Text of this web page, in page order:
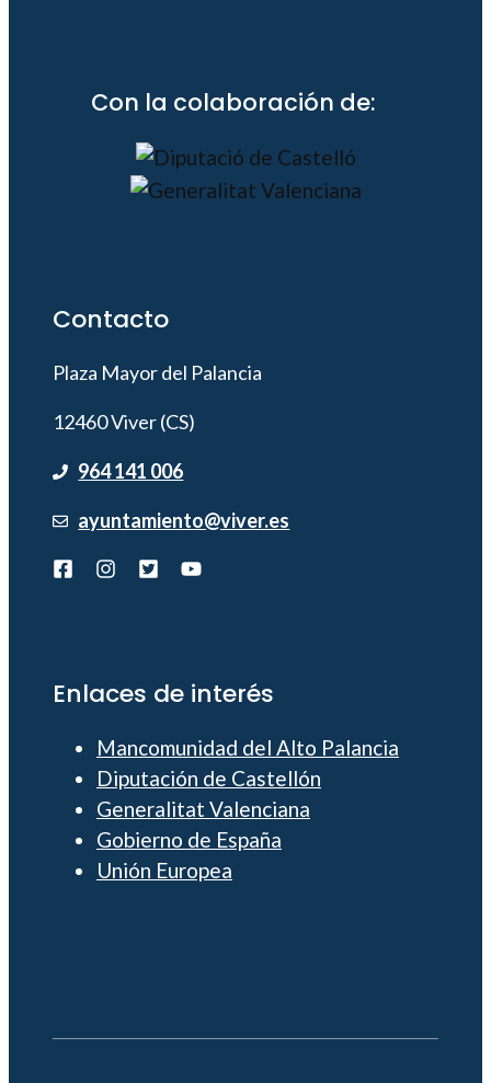
Con la colaboración de:
Contacto
Plaza Mayor del Palancia
12460 Viver (CS)
964 141 006
ayuntamiento@viver.es
Enlaces de interés
Mancomunidad del Alto Palancia
Diputación de Castellón
Generalitat Valenciana
Gobierno de España
Unión Europea